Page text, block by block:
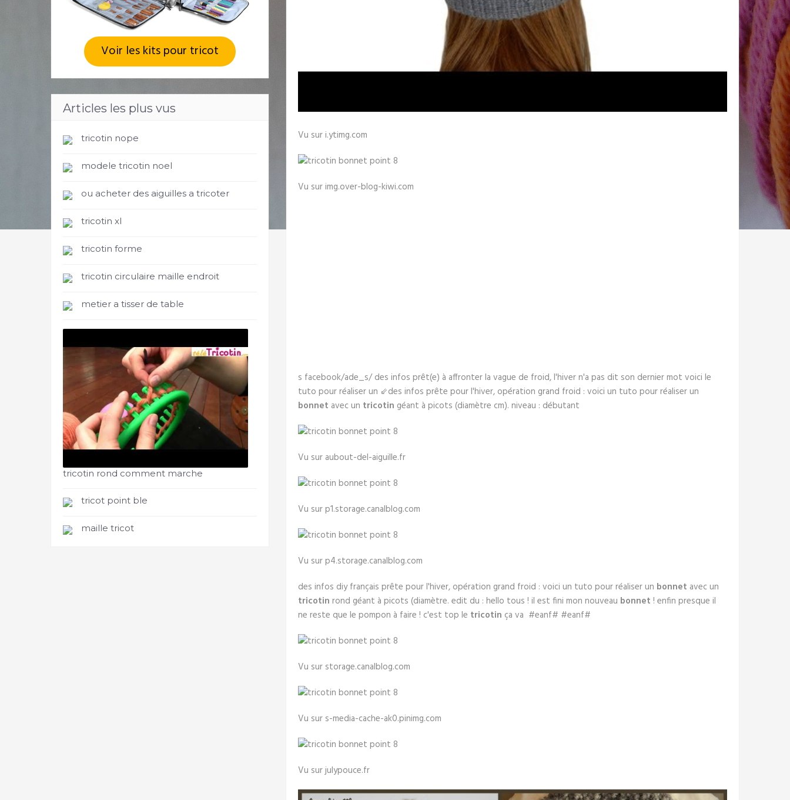
Vu sur i.ytimg.com
Vu sur img.over-blog-kiwi.com
s facebook/ade_s/ des infos prêt(e) à affronter la vague de froid, l'hiver n'a pas dit son dernier mot voici le
tuto pour réaliser un ⇙des infos prête pour l'hiver, opération grand froid : voici un tuto pour réaliser un
bonnet avec un tricotin géant à picots (diamètre cm). niveau : débutant
Vu sur aubout-del-aiguille.fr
Vu sur p1.storage.canalblog.com
Vu sur p4.storage.canalblog.com
des infos diy français prête pour l'hiver, opération grand froid : voici un tuto pour réaliser un bonnet avec un
tricotin rond géant à picots (diamètre. edit du : hello tous ! il est fini mon nouveau bonnet ! enfin presque il
ne reste que le pompon à faire ! c'est top le tricotin ça va #eanf# #eanf#
Vu sur storage.canalblog.com
Vu sur s-media-cache-ak0.pinimg.com
Vu sur julypouce.fr
Voir les kits pour tricot
Articles les plus vus
tricotin nope
modele tricotin noel
ou acheter des aiguilles a tricoter
tricotin xl
tricotin forme
tricotin circulaire maille endroit
metier a tisser de table
tricotin rond comment marche
tricot point ble
maille tricot